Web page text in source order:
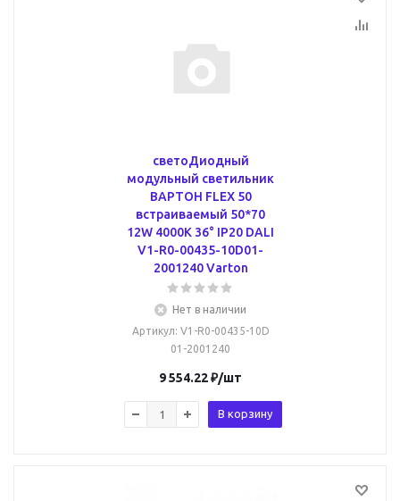
светоДиодный
модульный светильник
ВАРТОН FLEX 50
встраиваемый 50*70
12W 4000K 36° IP20 DALI
V1-R0-00435-10D01-
2001240 Varton
Нет в наличии
Артикул: V1-R0-00435-10D
01-2001240
9 554.22₽/шт
В корзину